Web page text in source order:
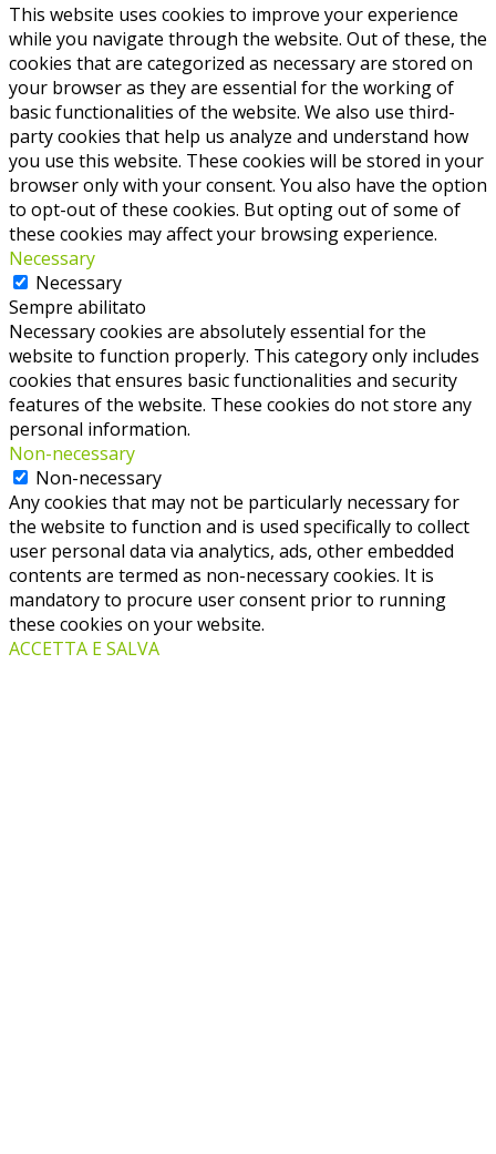
This website uses cookies to improve your experience
while you navigate through the website. Out of these, the
cookies that are categorized as necessary are stored on
your browser as they are essential for the working of
basic functionalities of the website. We also use third-
party cookies that help us analyze and understand how
you use this website. These cookies will be stored in your
browser only with your consent. You also have the option
to opt-out of these cookies. But opting out of some of
these cookies may affect your browsing experience.
Necessary
Necessary
Sempre abilitato
Necessary cookies are absolutely essential for the
website to function properly. This category only includes
cookies that ensures basic functionalities and security
features of the website. These cookies do not store any
personal information.
Non-necessary
Non-necessary
Any cookies that may not be particularly necessary for
the website to function and is used specifically to collect
user personal data via analytics, ads, other embedded
contents are termed as non-necessary cookies. It is
mandatory to procure user consent prior to running
these cookies on your website.
ACCETTA E SALVA